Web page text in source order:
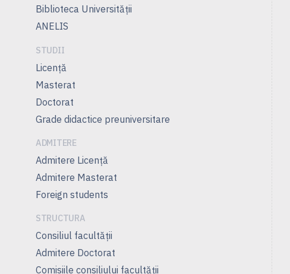
Biblioteca Universității
ANELIS
STUDII
Licență
Masterat
Doctorat
Grade didactice preuniversitare
ADMITERE
Admitere Licenţă
Admitere Masterat
Foreign students
STRUCTURA
Consiliul facultăţii
Admitere Doctorat
Comisiile consiliului facultăţii